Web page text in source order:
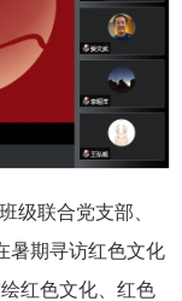
级联合党支部、
暑期寻访红色文化
红色文化、红色